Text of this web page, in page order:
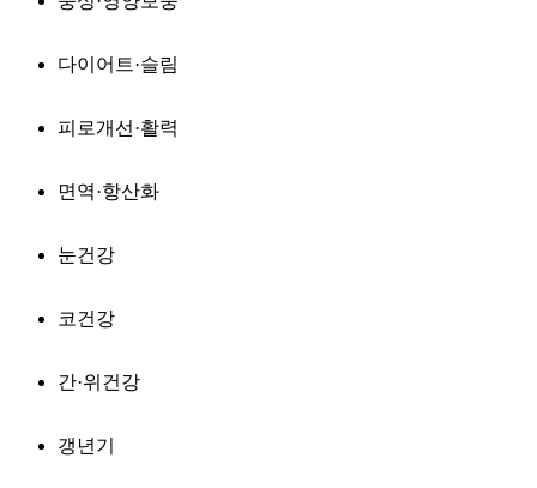
다이어트·슬림
피로개선·활력
면역·항산화
눈건강
코건강
간·위건강
갱년기